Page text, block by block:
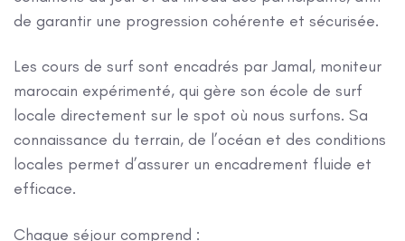
de garantir une progression cohérente et sécurisée.
Les cours de surf sont encadrés par Jamal, moniteur
marocain expérimenté, qui gère son école de surf
locale directement sur le spot où nous surfons. Sa
connaissance du terrain, de l’océan et des conditions
locales permet d’assurer un encadrement fluide et
efficace.
Chaque séjour comprend :